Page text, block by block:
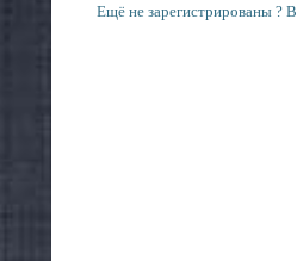
Ещё не зарегистрированы ?